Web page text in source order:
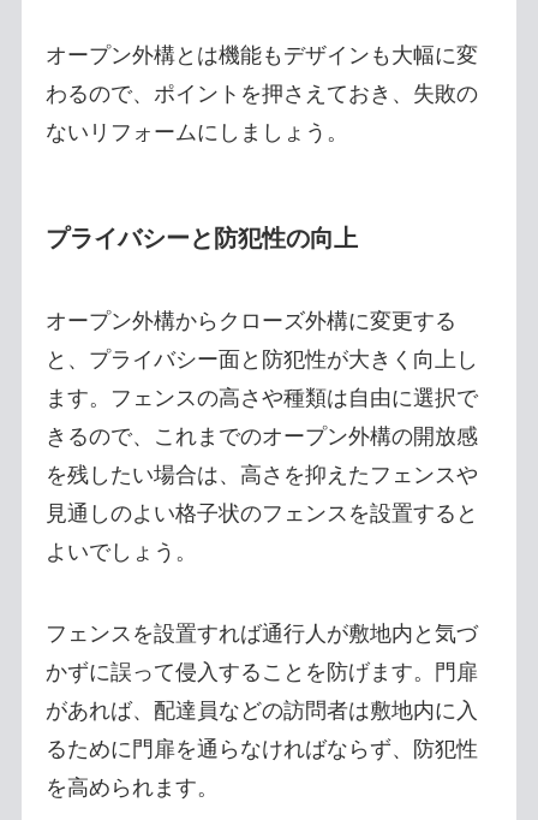
オープン外構とは機能もデザインも大幅に変
わるので、ポイントを押さえておき、失敗の
ないリフォームにしましょう。
プライバシーと防犯性の向上
オープン外構からクローズ外構に変更する
と、プライバシー面と防犯性が大きく向上し
ます。フェンスの高さや種類は自由に選択で
きるので、これまでのオープン外構の開放感
を残したい場合は、高さを抑えたフェンスや
見通しのよい格子状のフェンスを設置すると
よいでしょう。
フェンスを設置すれば通行人が敷地内と気づ
かずに誤って侵入することを防げます。門扉
があれば、配達員などの訪問者は敷地内に入
るために門扉を通らなければならず、防犯性
を高められます。